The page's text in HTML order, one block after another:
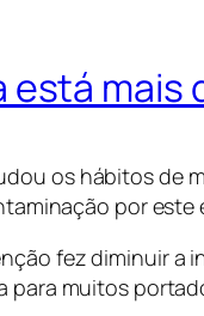
está mais
os hábitos
por
fez diminuir a
muitos